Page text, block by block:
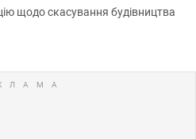
щодо скасування будівництва